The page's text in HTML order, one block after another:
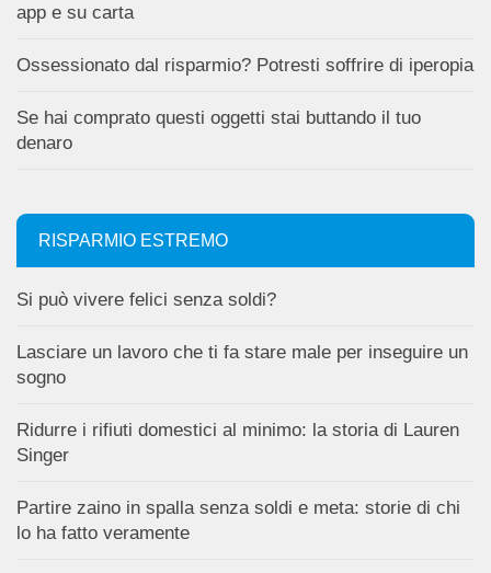
app e su carta
Ossessionato dal risparmio? Potresti soffrire di iperopia
Se hai comprato questi oggetti stai buttando il tuo
denaro
RISPARMIO ESTREMO
Si può vivere felici senza soldi?
Lasciare un lavoro che ti fa stare male per inseguire un
sogno
Ridurre i rifiuti domestici al minimo: la storia di Lauren
Singer
Partire zaino in spalla senza soldi e meta: storie di chi
lo ha fatto veramente